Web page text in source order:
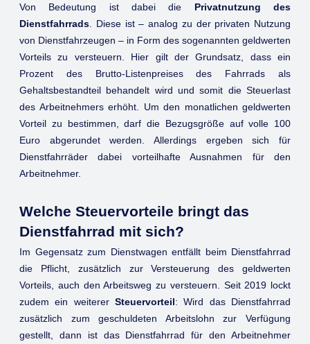
Von Bedeutung ist dabei die Privatnutzung des
Dienstfahrrads . Diese ist – analog zu der privaten Nutzung
von Dienstfahrzeugen – in Form des sogenannten geldwerten
Vorteils zu versteuern. Hier gilt der Grundsatz, dass ein
Prozent des Brutto-Listenpreises des Fahrrads als
Gehaltsbestandteil behandelt wird und somit die Steuerlast
des Arbeitnehmers erhöht. Um den monatlichen geldwerten
Vorteil zu bestimmen, darf die Bezugsgröße auf volle 100
Euro abgerundet werden. Allerdings ergeben sich für
Dienstfahrräder dabei vorteilhafte Ausnahmen für den
Arbeitnehmer.
Welche Steuervorteile bringt das
Dienstfahrrad mit sich?
Im Gegensatz zum Dienstwagen entfällt beim Dienstfahrrad
die Pflicht, zusätzlich zur Versteuerung des geldwerten
Vorteils, auch den Arbeitsweg zu versteuern. Seit 2019 lockt
zudem ein weiterer Steuervorteil: Wird das Dienstfahrrad
zusätzlich zum geschuldeten Arbeitslohn zur Verfügung
gestellt, dann ist das Dienstfahrrad für den Arbeitnehmer